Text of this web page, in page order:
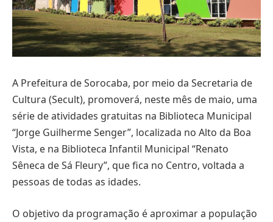
A Prefeitura de Sorocaba, por meio da Secretaria de
Cultura (Secult), promoverá, neste mês de maio, uma
série de atividades gratuitas na Biblioteca Municipal
“Jorge Guilherme Senger”, localizada no Alto da Boa
Vista, e na Biblioteca Infantil Municipal “Renato
Sêneca de Sá Fleury”, que fica no Centro, voltada a
pessoas de todas as idades.
O objetivo da programação é aproximar a população